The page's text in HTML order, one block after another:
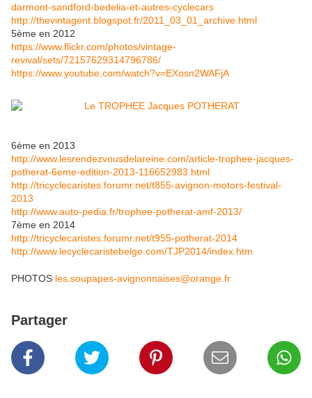
darmont-sandford-bedelia-et-autres-cyclecars
http://thevintagent.blogspot.fr/2011_03_01_archive.html
5ème en 2012
https://www.flickr.com/photos/vintage-
revival/sets/72157629314796786/
https://www.youtube.com/watch?v=EXosn2WAFjA
6ème en 2013
http://www.lesrendezvousdelareine.com/article-trophee-jacques-
potherat-6eme-edition-2013-116652983.html
http://tricyclecaristes.forumr.net/t855-avignon-motors-festival-
2013
http://www.auto-pedia.fr/trophee-potherat-amf-2013/
7ème en 2014
http://tricyclecaristes.forumr.net/t955-potherat-2014
http://www.lecyclecaristebelge.com/TJP2014/index.htm
PHOTOS les.soupapes-avignonnaises@orange.fr
Partager